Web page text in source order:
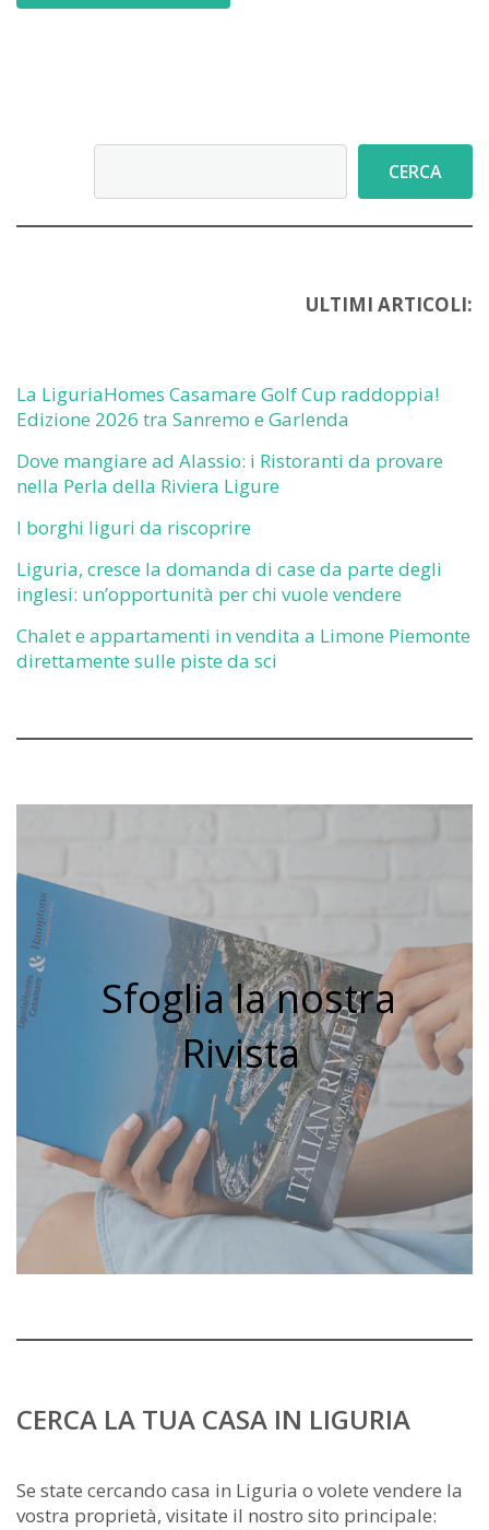
CERCA
ULTIMI ARTICOLI:
La LiguriaHomes Casamare Golf Cup raddoppia!
Edizione 2026 tra Sanremo e Garlenda
Dove mangiare ad Alassio: i Ristoranti da provare
nella Perla della Riviera Ligure
I borghi liguri da riscoprire
Liguria, cresce la domanda di case da parte degli
inglesi: un’opportunità per chi vuole vendere
Chalet e appartamenti in vendita a Limone Piemonte
direttamente sulle piste da sci
Sfoglia la nostra
Rivista
CERCA LA TUA CASA IN LIGURIA
Se state cercando casa in Liguria o volete vendere la
vostra proprietà, visitate il nostro sito principale: